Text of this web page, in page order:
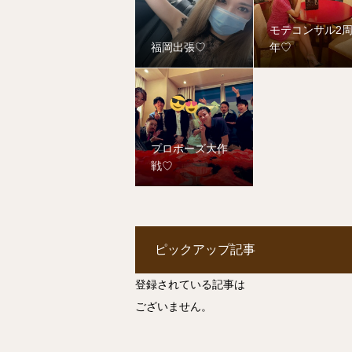
福岡出張♡
モテコンサル2周
年♡
プロポーズ大作
戦♡
ピックアップ記事
登録されている記事は
ございません。